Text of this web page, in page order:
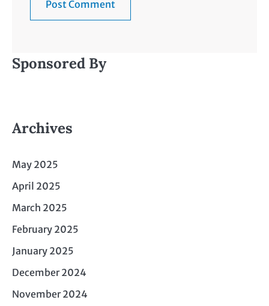
Sponsored By
Archives
May 2025
April 2025
March 2025
February 2025
January 2025
December 2024
November 2024